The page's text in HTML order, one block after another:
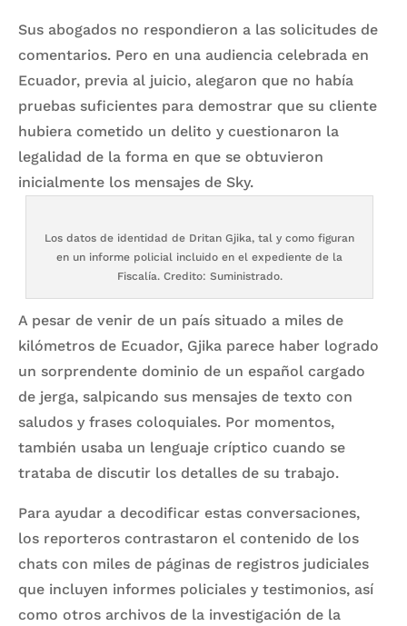
Sus abogados no respondieron a las solicitudes de
comentarios. Pero en una audiencia celebrada en
Ecuador, previa al juicio, alegaron que no había
pruebas suficientes para demostrar que su cliente
hubiera cometido un delito y cuestionaron la
legalidad de la forma en que se obtuvieron
inicialmente los mensajes de Sky.
Los datos de identidad de Dritan Gjika, tal y como figuran
en un informe policial incluido en el expediente de la
Fiscalía. Credito: Suministrado.
A pesar de venir de un país situado a miles de
kilómetros de Ecuador, Gjika parece haber logrado
un sorprendente dominio de un español cargado
de jerga, salpicando sus mensajes de texto con
saludos y frases coloquiales. Por momentos,
también usaba un lenguaje críptico cuando se
trataba de discutir los detalles de su trabajo.
Para ayudar a decodificar estas conversaciones,
los reporteros contrastaron el contenido de los
chats con miles de páginas de registros judiciales
que incluyen informes policiales y testimonios, así
como otros archivos de la investigación de la